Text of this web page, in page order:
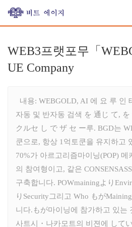
WEB3프랫포무「
UE Company
내용: WEBGOLD, AI 에 요 루 인
자동 및 반자동 검색 を 通じ て,
クルセ し で ザ セ ー루. BGD는
쿤으로, 항상 1억토쿤을 유지하고
70%가 아르고리즘마이닝(POP) 메
의 참여형이고, 같은
구축합니다. POWmainingより
りSecurity그리고 Who もが
니다.もが마이닝에 참가하고 있는
사트시・나카모트의 비젼에 して